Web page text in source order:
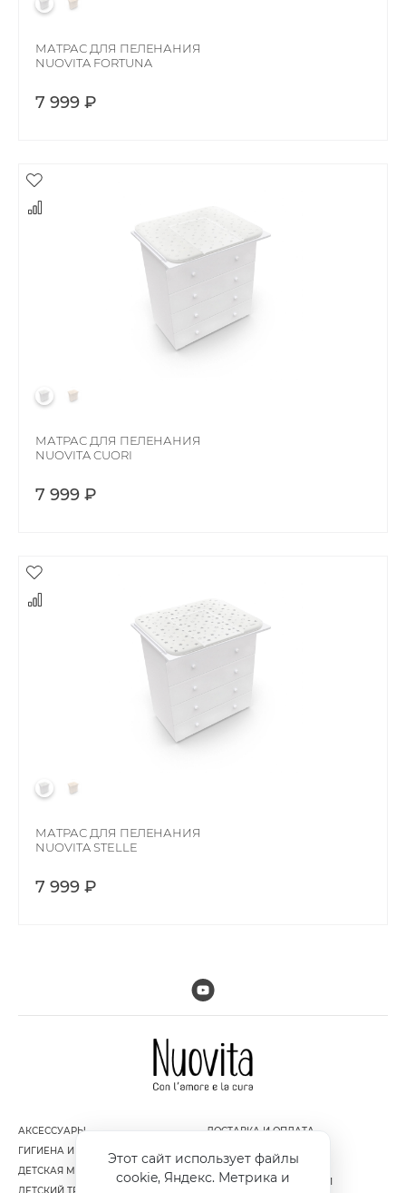
МАТРАС ДЛЯ ПЕЛЕНАНИЯ
NUOVITA FORTUNA
7 999 ₽
МАТРАС ДЛЯ ПЕЛЕНАНИЯ
NUOVITA CUORI
7 999 ₽
МАТРАС ДЛЯ ПЕЛЕНАНИЯ
NUOVITA STELLE
7 999 ₽
АКСЕССУАРЫ
ГИГИЕНА И УХОД ЗА РЕБЕНКОМ
ДЕТСКАЯ МЕБЕЛЬ
ДОСТАВКА И ОПЛАТА
ГАРАНТИЯ И ВОЗВРАТ
ПОЛИТИКА
КОНФИДЕНЦИАЛЬНОСТИ
Этот сайт использует файлы
cookie, Яндекс. Метрика и